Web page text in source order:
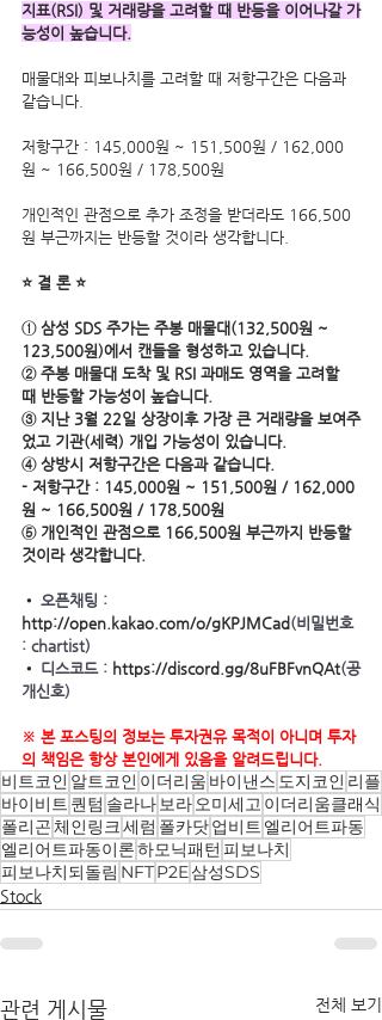
지표(RSI) 및 거래량을 고려할 때 반등을 이어나갈 가
능성이 높습니다.
매물대와 피보나치를 고려할 때 저항구간은 다음과
같습니다.
저항구간 : 145,000원 ~ 151,500원 / 162,000
원 ~ 166,500원 / 178,500원
개인적인 관점으로 추가 조정을 받더라도 166,500
원 부근까지는 반등할 것이라 생각합니다.
⭐ 결 론 ⭐
① 삼성 SDS 주가는 주봉 매물대(132,500원 ~
123,500원)에서 캔들을 형성하고 있습니다.
② 주봉 매물대 도착 및 RSI 과매도 영역을 고려할
때 반등할 가능성이 높습니다.
③ 지난 3월 22일 상장이후 가장 큰 거래량을 보여주
었고 기관(세력) 개입 가능성이 있습니다.
④ 상방시 저항구간은 다음과 같습니다.
- 저항구간 : 145,000원 ~ 151,500원 / 162,000
원 ~ 166,500원 / 178,500원
⑤ 개인적인 관점으로 166,500원 부근까지 반등할
것이라 생각합니다.
• 오픈채팅 :
http://open.kakao.com/o/gKPJMCad (비밀번호
: chartist)
• 디스코드 : https://discord.gg/8uFBFvnQAt(공
개신호)
※ 본 포스팅의 정보는 투자권유 목적이 아니며 투자
의 책임은 항상 본인에게 있음을 알려드립니다.
비트코인 알트코인 이더리움 바이낸스 도지코인 리플
바이비트 퀀텀 솔라나보라오미세고 이더리움클래식
폴리곤체인링크세럼 폴카닷업비트 엘리어트파동
엘리어트파동이론하모닉패턴 피보나치
피보나치되돌림 NFTP2E삼성SDS
Stock
관련 게시물 전체 보기